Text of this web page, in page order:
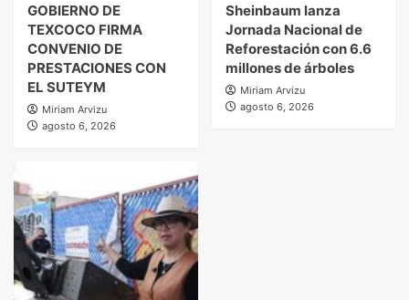
GOBIERNO DE
TEXCOCO FIRMA
CONVENIO DE
PRESTACIONES CON
EL SUTEYM
Miriam Arvizu
agosto 6, 2026
Sheinbaum lanza
Jornada Nacional de
Reforestación con 6.6
millones de árboles
Miriam Arvizu
agosto 6, 2026